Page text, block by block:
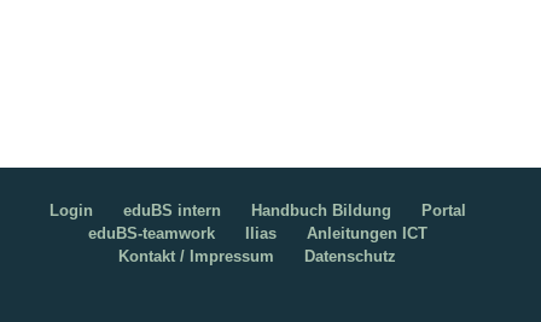
Login eduBS intern Handbuch Bildung
Portal
eduBS-teamwork
Ilias
Anleitungen ICT
Kontakt / Impressum
Datenschutz